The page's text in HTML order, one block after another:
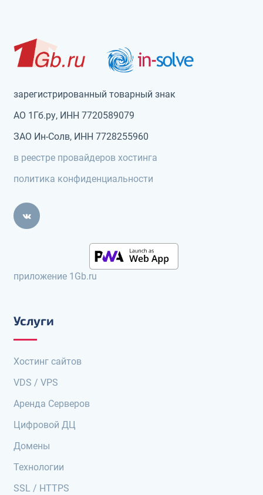
зарегистрированный товарный знак
АО 1Гб.ру, ИНН 7720589079
ЗАО Ин-Солв, ИНН 7728255960
в реестре провайдеров хостинга
политика конфиденциальности
приложение 1Gb.ru
Услуги
Хостинг сайтов
VDS / VPS
Аренда Серверов
Цифровой ДЦ
Домены
Технологии
SSL / HTTPS